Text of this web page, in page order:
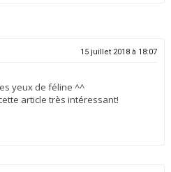
15 juillet 2018 à 18:07
yeux de féline ^^
article très intéressant!